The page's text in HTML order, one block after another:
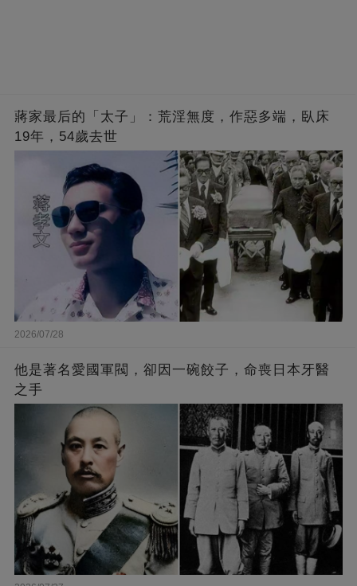
蔣家最后的「太子」：荒淫無度，作惡多端，臥床
19年，54歲去世
2026/07/28
他是著名愛國軍閥，卻因一碗餃子，命喪日本牙醫
之手